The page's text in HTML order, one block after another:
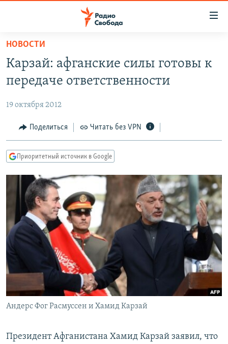
упрощенного
доступа
основному
Вернутся
главной
навигации
Вернутся
поиску
ПОДКАСТЫ
АВТОРСКИЕ ПРОЕКТЫ
ЦИТАТЫ СВОБОДЫ
МНЕНИЯ
IDEL.РЕАЛИИ
КАВКАЗ.РЕАЛИИ
СЕВЕР.РЕАЛИИ
СИБИРЬ.РЕАЛИИ
РАСПИСАНИЕ ВЕЩАНИЯ
ПОДПИШИТЕСЬ НА РАССЫЛКУ
СОЦИАЛЬНЫЕ СЕТИ
НОВОСТИ
Карзай: афганские силы готовы к
передаче ответственности
19 октября 2012
Поделиться Читать без VPN
Приоритетный источник в Google
Андерс Фог Расмуссен и Хамид Карзай
Президент Афганистана Хамид Карзай заявил, что